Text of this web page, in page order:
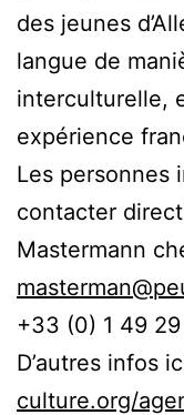
des jeunes
langue de
interculturelle,
expérience
Les personnes
contacter
Mastermann
+33 (0) 1 49
D’autres infos
culture.org/